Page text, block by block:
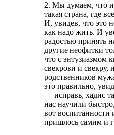
2. Мы думаем, что
такая страна, где
И, увидев, что это
как надо жить. И
радостью принять
другие неофитки
что с энтузиазмом
свекрови и свекру,
родственников
это правильно,
— исправь, хадис
нас научили
вот воспитанности
пришлось самим и